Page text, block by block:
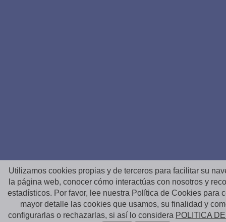
Utilizamos cookies propias y de terceros para facilitar su
la página web, conocer cómo interactúas con nosotros y
estadísticos. Por favor, lee nuestra Política de Cookies para
mayor detalle las cookies que usamos, su finalidad y
configurarlas o rechazarlas, si así lo considera POLITICA